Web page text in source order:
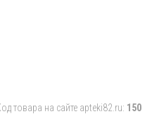
товара на сайте apteki82.ru: 150